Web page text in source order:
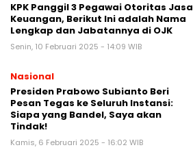
KPK Panggil 3 Pegawai Otoritas Jasa
Keuangan, Berikut Ini adalah Nama
Lengkap dan Jabatannya di OJK
Senin, 10 Februari 2025 - 14:09 WIB
Nasional
Presiden Prabowo Subianto Beri
Pesan Tegas ke Seluruh Instansi:
Siapa yang Bandel, Saya akan
Tindak!
Kamis, 6 Februari 2025 - 16:02 WIB